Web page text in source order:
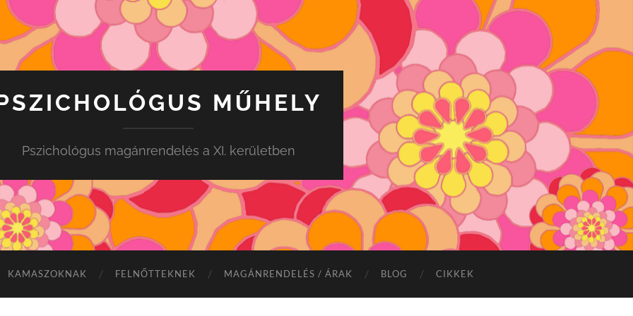
MŰHELY
Pszichológus magánrendelés a XI. kerületben
KAMASZOKNAK FELNŐTTEKNEK MAGÁNRENDELÉS / ÁRAK BLOG CIKKEK